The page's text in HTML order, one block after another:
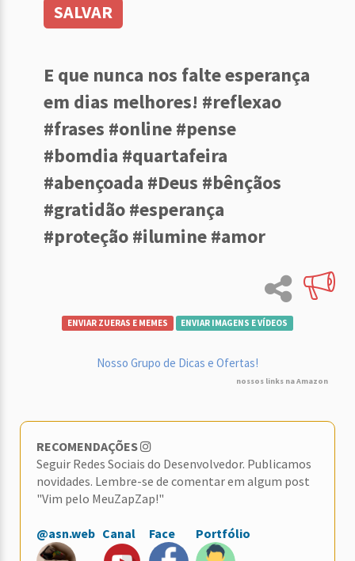
SALVAR
E que nunca nos falte esperança
em dias melhores! #reflexao
#frases #online #pense
#bomdia #quartafeira
#abençoada #Deus #bênçãos
#gratidão #esperança
#proteção #ilumine #amor
ENVIAR ZUERAS E MEMES ENVIAR IMAGENS E VÍDEOS
Nosso Grupo de Dicas e Ofertas!
nossos links na Amazon
RECOMENDAÇÕES
Seguir Redes Sociais do Desenvolvedor. Publicamos
novidades. Lembre-se de comentar em algum post
"Vim pelo MeuZapZap!"
@asn.web Canal Face Portfólio